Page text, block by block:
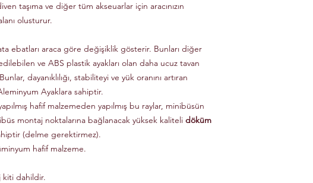
taşıma ve diğer tüm akseuarlar için aracınızın
olusturur.
ebatları araca göre değişiklik gösterir. Bunları diğer
ve ABS plastik ayakları olan daha ucuz tavan
dayanıklılığı, stabiliteyi ve yük oranını artıran
Ayaklara sahiptir.
hafif malzemeden yapılmış bu raylar, minibüsün
montaj noktalarına bağlanacak yüksek kaliteli döküm
(delme gerektirmez).
hafif malzeme.
kiti dahildir.